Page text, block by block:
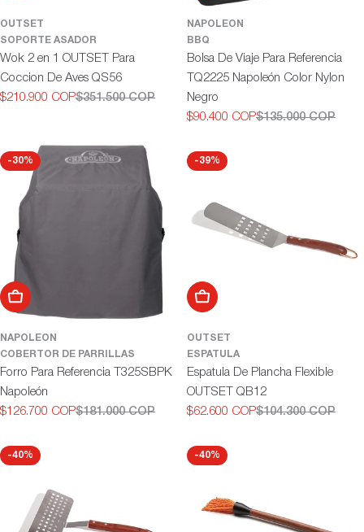
OUTSET
SOPORTE ASADOR
Wok 2 en 1 OUTSET Para
Coccion De Aves QS56
Precio
$210.900 COP
Precio
$351.500 COP
NAPOLEON
BBQ
Bolsa De Viaje Para Referencia
TQ2225 Napoleón Color Nylon
Negro
Precio
oferta
$90.400 COP
Precio
$135.000 COP
-30%
Añadir al carrito
NAPOLEON
COBERTOR DE PARRILLAS
Forro Para Referencia T325SBPK
Napoleón
Precio
oferta
$126.700 COP
Precio
$181.000 COP
-39%
Añadir al carrito
OUTSET
ESPATULA
Espatula De Plancha Flexible
OUTSET QB12
Precio
oferta
$62.600 COP
Precio
$104.300 COP
-40% -40%